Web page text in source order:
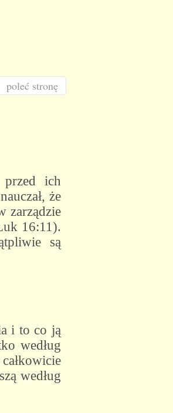
poleć stronę
przed ich
że
zarządzie
16:11).
są
i to co ją
według
według